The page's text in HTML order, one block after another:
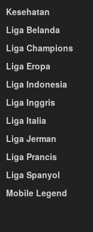
Kesehatan
Liga Belanda
Liga Champions
Liga Eropa
Liga Indonesia
Liga Inggris
Liga Italia
Liga Jerman
Liga Prancis
Liga Spanyol
Mobile Legend